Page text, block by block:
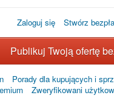
Zaloguj się Stwórz
Publikuj Twoją ofertę
Porady dla kupujących i
Zweryfikowani